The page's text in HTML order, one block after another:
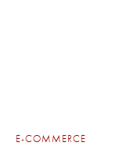
E-COMMERCE